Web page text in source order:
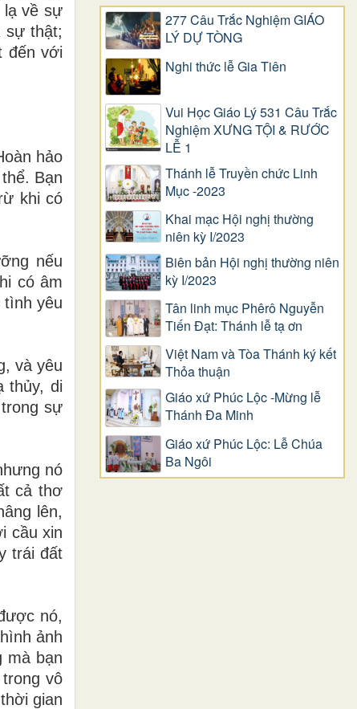
lạ về sự
sự thật;
đến với
hảo
Bạn
khi có
nếu
có âm
tình yêu
và yêu
thủy, di
sự
nó
cả thơ
lên,
cầu xin
trái đất
nó,
ảnh
mà bạn
vô
gian
277 Câu Trắc Nghiệm GIÁO
LÝ DỰ TÒNG
Nghi thức lễ Gia Tiên
Vui Học Giáo Lý 531 Câu Trắc
Nghiệm XƯNG TỘI & RƯỚC
LỄ 1
Thánh lễ Truyền chức Linh
Mục -2023
Khai mạc Hội nghị thường
niên kỳ I/2023
Biên bản Hội nghị thường niên
kỳ I/2023
Tân linh mục Phêrô Nguyễn
Tiến Đạt: Thánh lễ tạ ơn
Việt Nam và Tòa Thánh ký kết
Thỏa thuận
Giáo xứ Phúc Lộc -Mừng lễ
Thánh Đa Minh
Giáo xứ Phúc Lộc: Lễ Chúa
Ba Ngôi